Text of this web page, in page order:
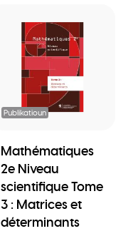
Publikatioun
Mathématiques
2e Niveau
scientifique Tome
3 : Matrices et
déterminants